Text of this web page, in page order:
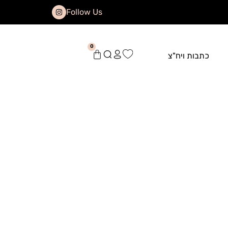
Follow Us
כתבות ויח"צ
0